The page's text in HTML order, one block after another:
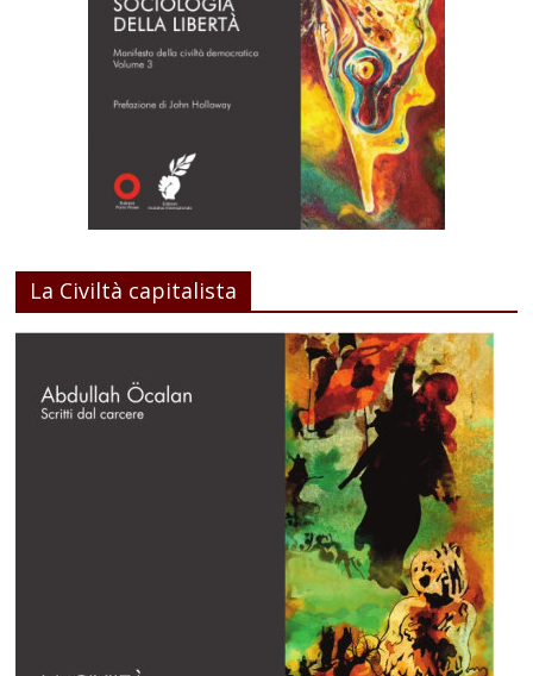
La Civiltà capitalista